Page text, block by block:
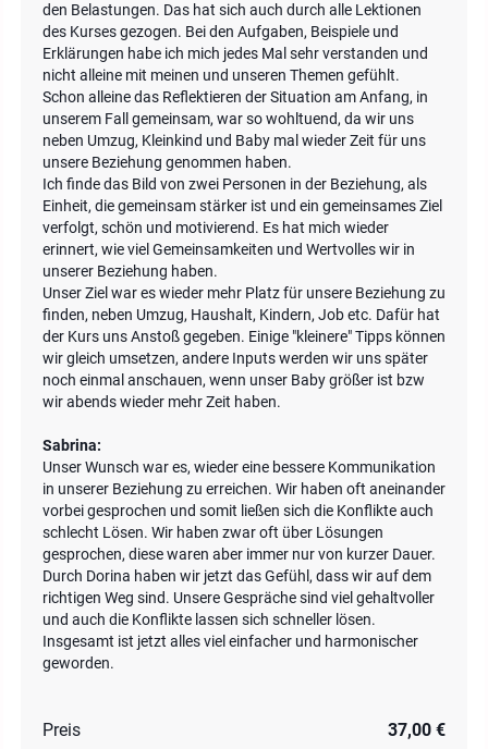
den Belastungen. Das hat sich auch durch alle Lektionen
des Kurses gezogen. Bei den Aufgaben, Beispiele und
Erklärungen habe ich mich jedes Mal sehr verstanden und
nicht alleine mit meinen und unseren Themen gefühlt.
Schon alleine das Reflektieren der Situation am Anfang, in
unserem Fall gemeinsam, war so wohltuend, da wir uns
neben Umzug, Kleinkind und Baby mal wieder Zeit für uns
unsere Beziehung genommen haben.
Ich finde das Bild von zwei Personen in der Beziehung, als
Einheit, die gemeinsam stärker ist und ein gemeinsames Ziel
verfolgt, schön und motivierend. Es hat mich wieder
erinnert, wie viel Gemeinsamkeiten und Wertvolles wir in
unserer Beziehung haben.
Unser Ziel war es wieder mehr Platz für unsere Beziehung zu
finden, neben Umzug, Haushalt, Kindern, Job etc. Dafür hat
der Kurs uns Anstoß gegeben. Einige "kleinere" Tipps können
wir gleich umsetzen, andere Inputs werden wir uns später
noch einmal anschauen, wenn unser Baby größer ist bzw
wir abends wieder mehr Zeit haben.
Sabrina:
Unser Wunsch war es, wieder eine bessere Kommunikation
in unserer Beziehung zu erreichen. Wir haben oft aneinander
vorbei gesprochen und somit ließen sich die Konflikte auch
schlecht Lösen. Wir haben zwar oft über Lösungen
gesprochen, diese waren aber immer nur von kurzer Dauer.
Durch Dorina haben wir jetzt das Gefühl, dass wir auf dem
richtigen Weg sind. Unsere Gespräche sind viel gehaltvoller
und auch die Konflikte lassen sich schneller lösen.
Insgesamt ist jetzt alles viel einfacher und harmonischer
geworden.
Preis 37,00 €